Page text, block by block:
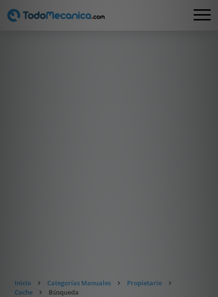
Inicio Categorías Manuales
Propietario
Coche
Búsqueda